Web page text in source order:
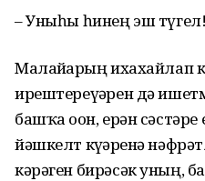
– Уныһы һинең эш түгел!
Малайҙарҙың ихахайлап
ирештереүҙәрен дә
башҡа оҙон, ерән
йәшкелт күҙҙәренә
кәрәген бирәсәк уның,